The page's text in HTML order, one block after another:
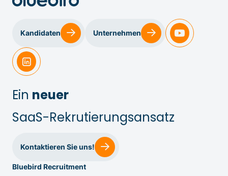
Kandidaten Unternehmen
Ein neuer
SaaS-Rekrutierungsansatz
Kontaktieren Sie uns!
Bluebird Recruitment